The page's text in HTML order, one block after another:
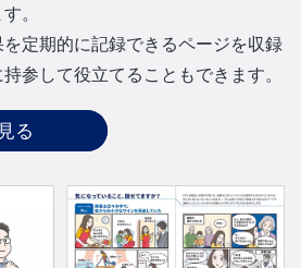
。
定期的に記録できるページを収録
参して役立てることもできます。
る